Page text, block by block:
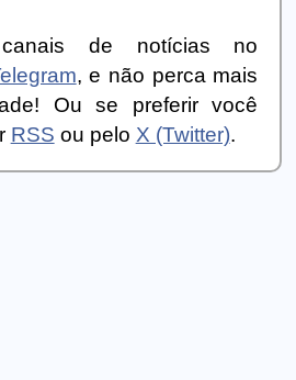
de notícias no
, e não perca mais
Ou se preferir você
RSS ou pelo X (Twitter).